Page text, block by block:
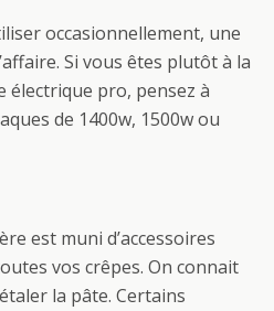
occasionnellement, une
Si vous êtes plutôt à la
électrique pro, pensez à
de 1400w, 1500w ou
est muni d’accessoires
vos crêpes. On connait
la pâte. Certains